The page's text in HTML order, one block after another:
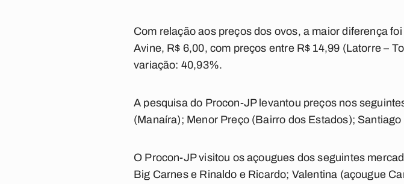
Com relação aos preços dos ovos, a maior diferença
Avine, R$ 6,00, com preços entre R$ 14,99 (Latorre –
variação: 40,93%.
A pesquisa do Procon-JP levantou preços nos
(Manaíra); Menor Preço (Bairro dos Estados);
O Procon-JP visitou os açougues dos seguintes
Big Carnes e Rinaldo e Ricardo; Valentina (açougue